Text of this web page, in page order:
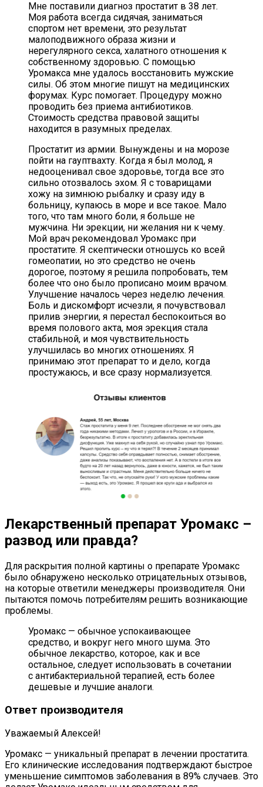
Мне поставили диагноз простатит в 38 лет.
Моя работа всегда сидячая, заниматься
спортом нет времени, это результат
малоподвижного образа жизни и
нерегулярного секса, халатного отношения к
собственному здоровью. С помощью
Уромакса мне удалось восстановить мужские
силы. Об этом многие пишут на медицинских
форумах. Курс помогает. Процедуру можно
проводить без приема антибиотиков.
Стоимость средства правовой защиты
находится в разумных пределах.
Простатит из армии. Вынуждены и на морозе
пойти на гауптвахту. Когда я был молод, я
недооценивал свое здоровье, тогда все это
сильно отозвалось эхом. Я с товарищами
хожу на зимнюю рыбалку и сразу иду в
больницу, купаюсь в море и все такое. Мало
того, что там много боли, я больше не
мужчина. Ни эрекции, ни желания ни к чему.
Мой врач рекомендовал Уромакс при
простатите. Я скептически отношусь ко всей
гомеопатии, но это средство не очень
дорогое, поэтому я решила попробовать, тем
более что оно было прописано моим врачом.
Улучшение началось через неделю лечения.
Боль и дискомфорт исчезли, я почувствовал
прилив энергии, я перестал беспокоиться во
время полового акта, моя эрекция стала
стабильной, и моя чувствительность
улучшилась во многих отношениях. Я
принимаю этот препарат то и дело, когда
простужаюсь, и все сразу нормализуется.
Лекарственный препарат Уромакс –
развод или правда?
Для раскрытия полной картины о препарате Уромакс
было обнаружено несколько отрицательных отзывов,
на которые ответили менеджеры производителя. Они
пытаются помочь потребителям решить возникающие
проблемы.
Уромакс — обычное успокаивающее
средство, и вокруг него много шума. Это
обычное лекарство, которое, как и все
остальное, следует использовать в сочетании
с антибактериальной терапией, есть более
дешевые и лучшие аналоги.
Ответ производителя
Уважаемый Алексей!
Уромакс — уникальный препарат в лечении простатита.
Его клинические исследования подтверждают быстрое
уменьшение симптомов заболевания в 89% случаев. Это